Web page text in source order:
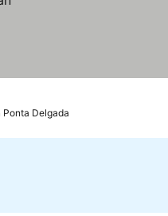
Ponta Delgada